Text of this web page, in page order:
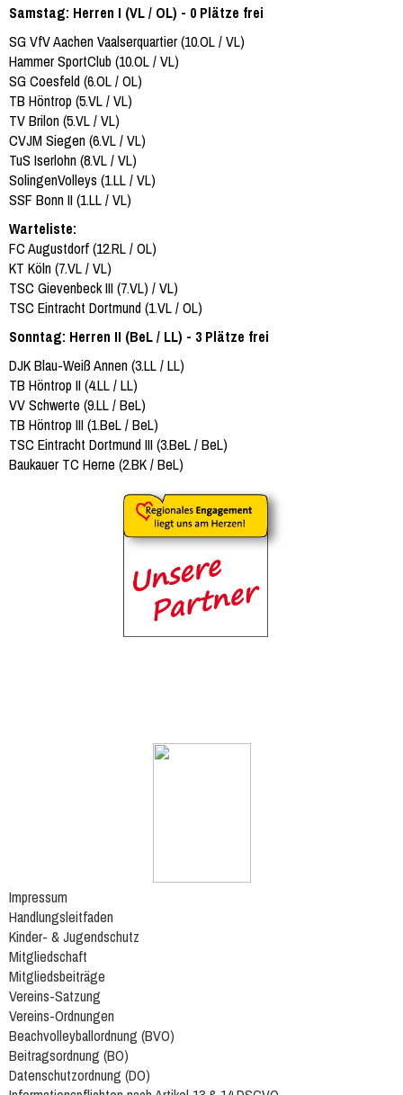
Samstag: Herren I (VL / OL) - 0 Plätze frei
SG VfV Aachen Vaalserquartier (10.OL / VL)
Hammer SportClub (10.OL / VL)
SG Coesfeld (6.OL / OL)
TB Höntrop (5.VL / VL)
TV Brilon (5.VL / VL)
CVJM Siegen (6.VL / VL)
TuS Iserlohn (8.VL / VL)
SolingenVolleys (1.LL / VL)
SSF Bonn II (1.LL / VL)
Warteliste:
FC Augustdorf (12.RL / OL)
KT Köln (7.VL / VL)
TSC Gievenbeck III (7.VL) / VL)
TSC Eintracht Dortmund (1.VL / OL)
Sonntag: Herren II (BeL / LL) - 3 Plätze frei
DJK Blau-Weiß Annen (3.LL / LL)
TB Höntrop II (4.LL / LL)
VV Schwerte (9.LL / BeL)
TB Höntrop III (1.BeL / BeL)
TSC Eintracht Dortmund III (3.BeL / BeL)
Baukauer TC Herne (2.BK / BeL)
Impressum
Handlungsleitfaden
Kinder- & Jugendschutz
Mitgliedschaft
Mitgliedsbeiträge
Vereins-Satzung
Vereins-Ordnungen
Beachvolleyballordnung (BVO)
Beitragsordnung (BO)
Datenschutzordnung (DO)